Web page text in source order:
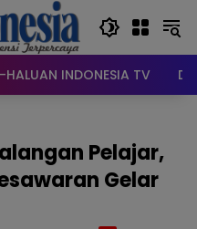
HALUAN INDONESIA TV
Pelajar,
Gelar